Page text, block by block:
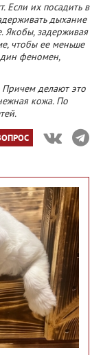
их посадить в
дыхание
Якобы, задерживая
чтобы ее меньше
феномен,
делают это
кожа. По